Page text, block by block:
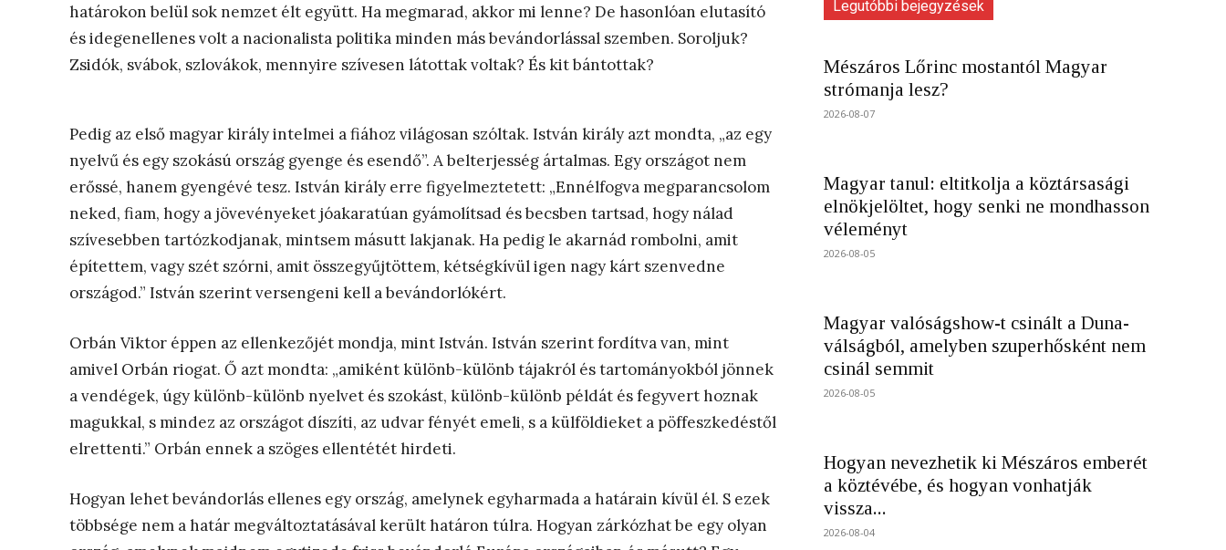
határokon belül sok nemzet élt együtt. Ha megmarad, akkor mi lenne? De hasonlóan elutasító
és idegenellenes volt a nacionalista politika minden más bevándorlással szemben. Soroljuk?
Zsidók, svábok, szlovákok, mennyire szívesen látottak voltak? És kit bántottak?
Pedig az első magyar király intelmei a fiához világosan szóltak. István király azt mondta, „az egy
nyelvű és egy szokású ország gyenge és esendő”. A belterjesség ártalmas. Egy országot nem
erőssé, hanem gyengévé tesz. István király erre figyelmeztetett: „Ennélfogva megparancsolom
neked, fiam, hogy a jövevényeket jóakaratúan gyámolítsad és becsben tartsad, hogy nálad
szívesebben tartózkodjanak, mintsem másutt lakjanak. Ha pedig le akarnád rombolni, amit
építettem, vagy szét szórni, amit összegyűjtöttem, kétségkívül igen nagy kárt szenvedne
országod.” István szerint versengeni kell a bevándorlókért.
Orbán Viktor éppen az ellenkezőjét mondja, mint István. István szerint fordítva van, mint
amivel Orbán riogat. Ő azt mondta: „amiként különb-különb tájakról és tartományokból jönnek
a vendégek, úgy különb-különb nyelvet és szokást, különb-különb példát és fegyvert hoznak
magukkal, s mindez az országot díszíti, az udvar fényét emeli, s a külföldieket a pöffeszkedéstől
elrettenti.” Orbán ennek a szöges ellentétét hirdeti.
Hogyan lehet bevándorlás ellenes egy ország, amelynek egyharmada a határain kívül él. S ezek
többsége nem a határ megváltoztatásával került határon túlra. Hogyan zárkózhat be egy olyan
Legutóbbi bejegyzések
Mészáros Lőrinc mostantól Magyar
strómanja lesz?
2026-08-07
Magyar tanul: eltitkolja a köztársasági
elnökjelöltet, hogy senki ne mondhasson
véleményt
2026-08-05
Magyar valóságshow-t csinált a Duna-
válságból, amelyben szuperhősként nem
csinál semmit
2026-08-05
Hogyan nevezhetik ki Mészáros emberét
a köztévébe, és hogyan vonhatják
vissza...
2026-08-04